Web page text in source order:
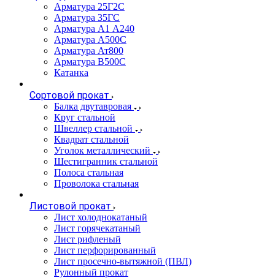
Арматура 25Г2С
Арматура 35ГС
Арматура А1 А240
Арматура А500С
Арматура Ат800
Арматура В500С
Катанка
Сортовой прокат
Балка двутавровая
Круг стальной
Швеллер стальной
Квадрат стальной
Уголок металлический
Шестигранник стальной
Полоса стальная
Проволока стальная
Листовой прокат
Лист холоднокатаный
Лист горячекатаный
Лист рифленый
Лист перфорированный
Лист просечно-вытяжной (ПВЛ)
Рулонный прокат